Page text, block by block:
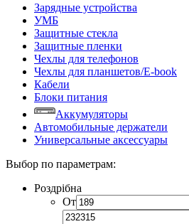
Зарядные устройства
УМБ
Защитные стекла
Защитные пленки
Чехлы для телефонов
Чехлы для планшетов/E-book
Кабели
Блоки питания
Аккумуляторы
Автомобильные держатели
Универсальные аксессуары
Выбор по параметрам:
Роздрібна
От